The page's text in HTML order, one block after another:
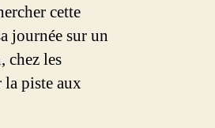
cette
journée sur un
chez les
la piste aux